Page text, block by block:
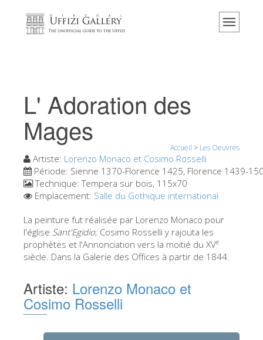
Accueil
Événements et expositions
Explorer la Galerie
Réserver
Les Oeuvres
Les Salles
Les nouvelles salles
L' Adoration des
Mages
Accueil > Les Oeuvres
Artiste: Lorenzo Monaco et Cosimo Rosselli
Période: Sienne 1370-Florence 1425, Florence 1439-
Technique:Tempera sur bois, 115x70
Emplacement: Salle du Gothique international
La peinture fut réalisée par Lorenzo Monaco pour
l'église Sant'Egidio; Cosimo Rosselli y rajouta les
prophètes et l'Annonciation vers la moitié du XVe
siècle. Dans la Galerie des Offices à partir de 1844.
Artiste: Lorenzo Monaco et
Cosimo Rosselli